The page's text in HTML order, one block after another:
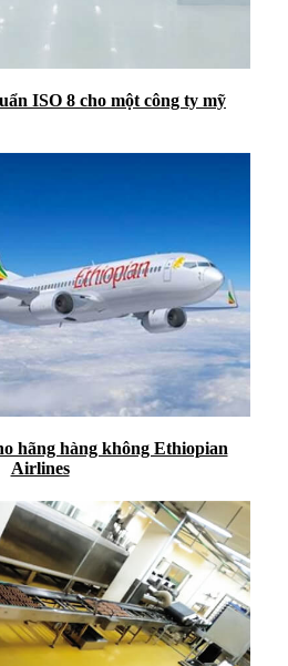
ISO 8 cho một công ty mỹ
hãng hàng không Ethiopian
Airlines